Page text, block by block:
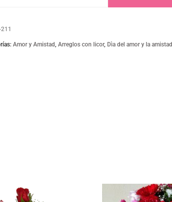
Amor y Amistad, Arreglos con licor, Dìa del amor y la amistad